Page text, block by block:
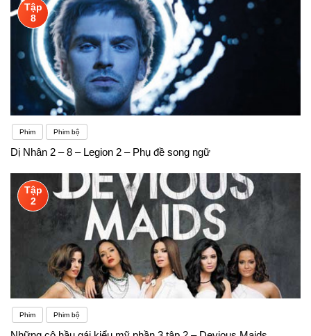
Tập
8
Phim Phim bộ
Dị Nhân 2 – 8 – Legion 2 – Phụ đề song ngữ
Tập
2
Phim Phim bộ